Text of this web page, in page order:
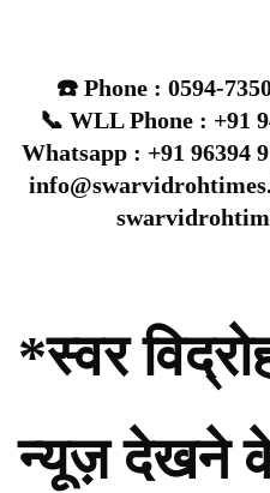
☎️ Phone : 0594-
📞 WLL Phone : +91
Whatsapp : +91 96394
*स्वर
न्यूज़ देखने